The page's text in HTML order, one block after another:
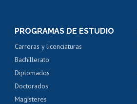
PROGRAMAS DE ESTUDIO
Carreras y licenciaturas
Bachillerato
Diplomados
Doctorados
Magísteres